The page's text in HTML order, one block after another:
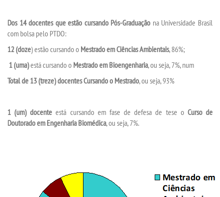
Dos 14 docentes que estão cursando Pós-Graduação na Universidade Brasil
com bolsa pelo PTDO:
12 (doze) estão cursando o Mestrado em Ciências Ambientais, 86%;
1 (uma)está cursando o Mestrado em Bioengenharia, ou seja, 7%, num
Total de 13 (treze) docentes Cursando o Mestrado, ou seja, 93%
1 (um) docente está cursando em fase de defesa de tese o Curso de
Doutorado em Engenharia Biomédica, ou seja, 7%.